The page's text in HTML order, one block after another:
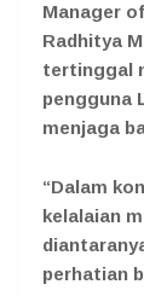
Manager
Radhitya
tertinggal
pengguna
menjaga
“Dalam
kelalaian
perhatian